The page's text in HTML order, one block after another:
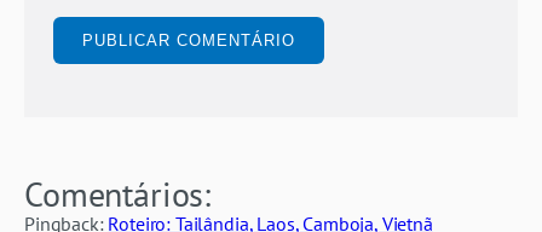
Comentários:
Pingback: Roteiro: Tailândia, Laos, Camboja, Vietnã